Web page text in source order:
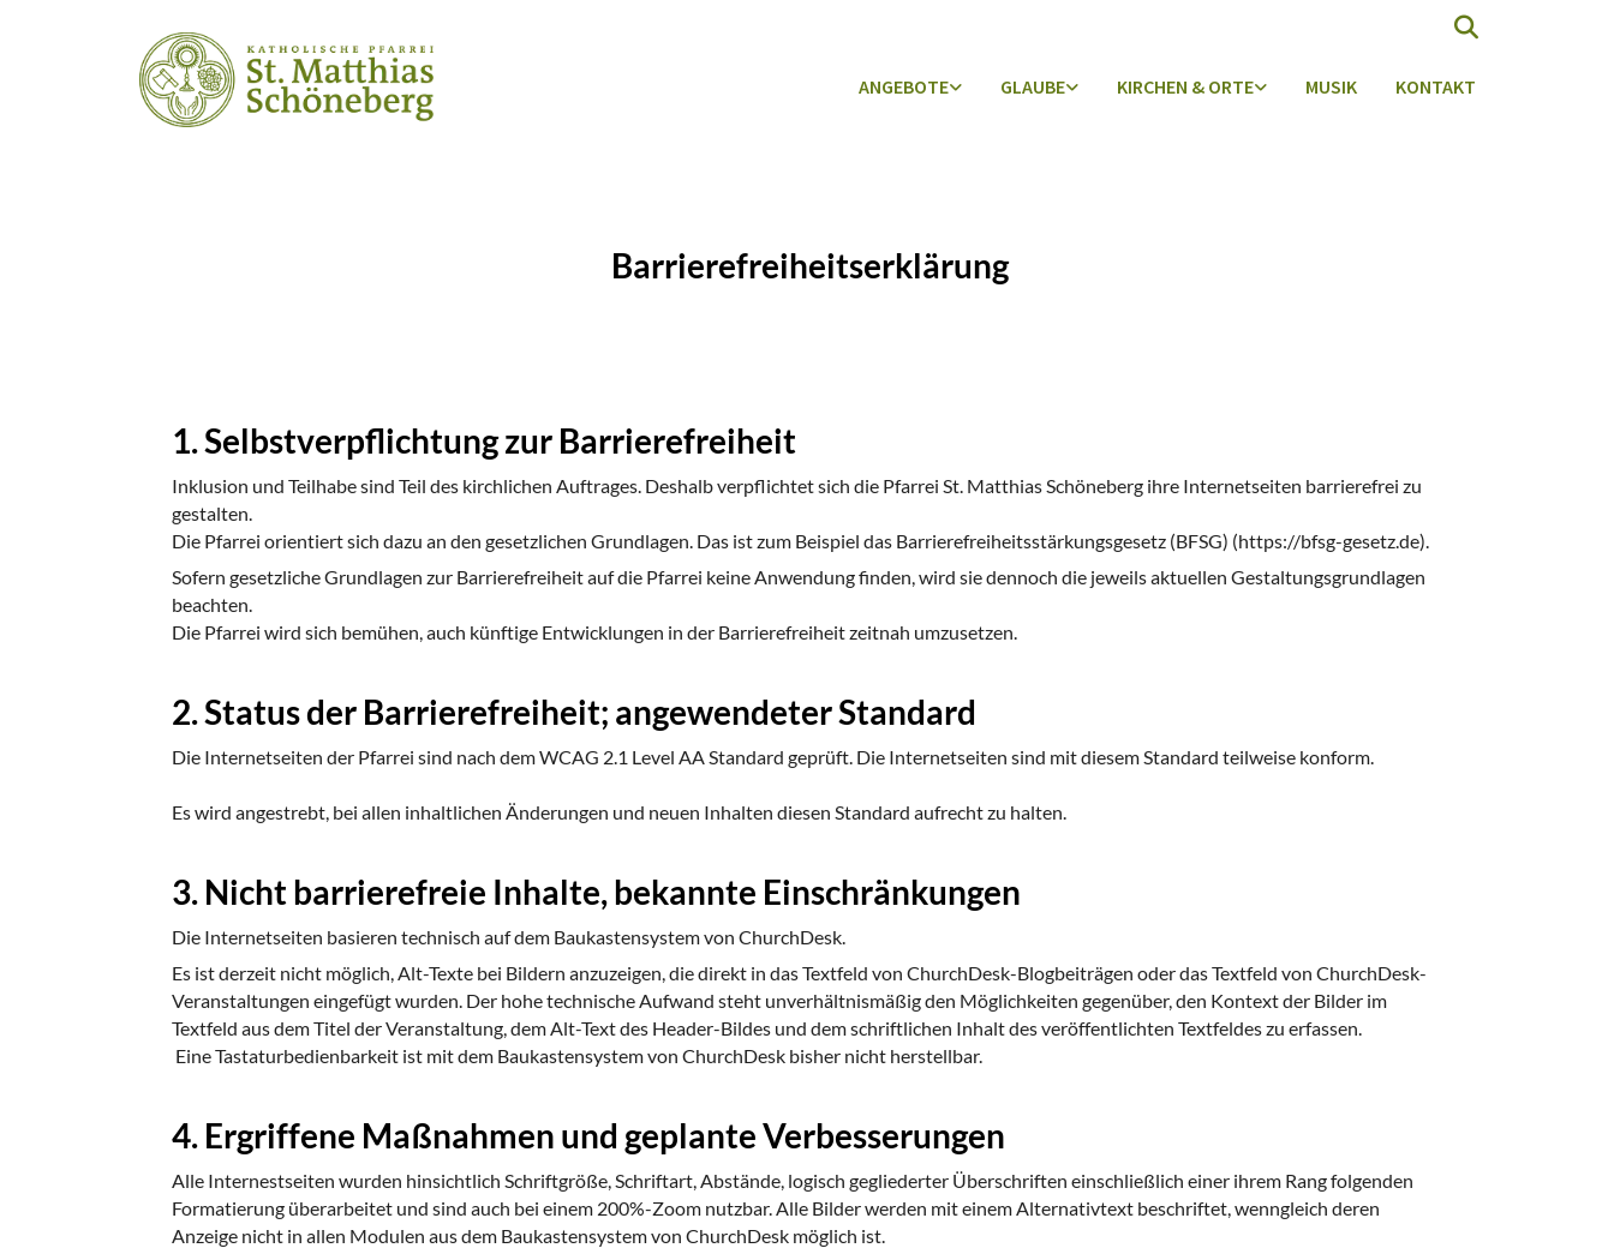
ANGEBOTE GLAUBE KIRCHEN & ORTE MUSIK KONTAKT
Barrierefreiheitserklärung
1. Selbstverpflichtung zur Barrierefreiheit
Inklusion und Teilhabe sind Teil des kirchlichen Auftrages. Deshalb verpflichtet sich die Pfarrei St. Matthias Schöneberg ihre Internetseiten barrierefrei zu
gestalten.
Die Pfarrei orientiert sich dazu an den gesetzlichen Grundlagen. Das ist zum Beispiel das Barrierefreiheitsstärkungsgesetz (BFSG) (https://bfsg-gesetz.de).
Sofern gesetzliche Grundlagen zur Barrierefreiheit auf die Pfarrei keine Anwendung finden, wird sie dennoch die jeweils aktuellen Gestaltungsgrundlagen
beachten.
Die Pfarrei wird sich bemühen, auch künftige Entwicklungen in der Barrierefreiheit zeitnah umzusetzen.
2. Status der Barrierefreiheit; angewendeter Standard
Die Internetseiten der Pfarrei sind nach dem WCAG 2.1 Level AA Standard geprüft. Die Internetseiten sind mit diesem Standard teilweise konform.
Es wird angestrebt, bei allen inhaltlichen Änderungen und neuen Inhalten diesen Standard aufrecht zu halten.
3. Nicht barrierefreie Inhalte, bekannte Einschränkungen
Die Internetseiten basieren technisch auf dem Baukastensystem von ChurchDesk.
Es ist derzeit nicht möglich, Alt-Texte bei Bildern anzuzeigen, die direkt in das Textfeld von ChurchDesk-Blogbeiträgen oder das Textfeld von ChurchDesk-
Veranstaltungen eingefügt wurden. Der hohe technische Aufwand steht unverhältnismäßig den Möglichkeiten gegenüber, den Kontext der Bilder im
Textfeld aus dem Titel der Veranstaltung, dem Alt-Text des Header-Bildes und dem schriftlichen Inhalt des veröffentlichten Textfeldes zu erfassen.
Eine Tastaturbedienbarkeit ist mit dem Baukastensystem von ChurchDesk bisher nicht herstellbar.
4. Ergriffene Maßnahmen und geplante Verbesserungen
Alle Internestseiten wurden hinsichtlich Schriftgröße, Schriftart, Abstände, logisch gegliederter Überschriften einschließlich einer ihrem Rang folgenden
Formatierung überarbeitet und sind auch bei einem 200%-Zoom nutzbar. Alle Bilder werden mit einem Alternativtext beschriftet, wenngleich deren
Anzeige nicht in allen Modulen aus dem Baukastensystem von ChurchDesk möglich ist.